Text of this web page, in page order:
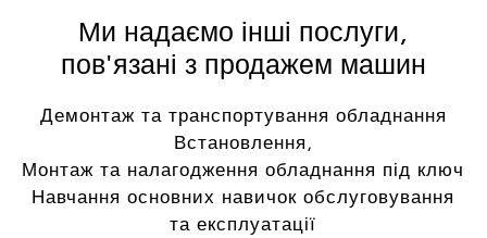
Ми надаємо інші послуги,
пов'язані з продажем машин
Демонтаж та транспортування обладнання
Встановлення,
Монтаж та налагодження обладнання під ключ
Навчання основних навичок обслуговування
та експлуатації